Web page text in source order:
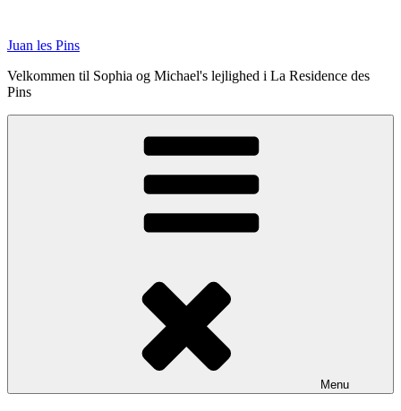
indhold
Juan les Pins
Velkommen til Sophia og Michael's lejlighed i La Residence des
Pins
Menu